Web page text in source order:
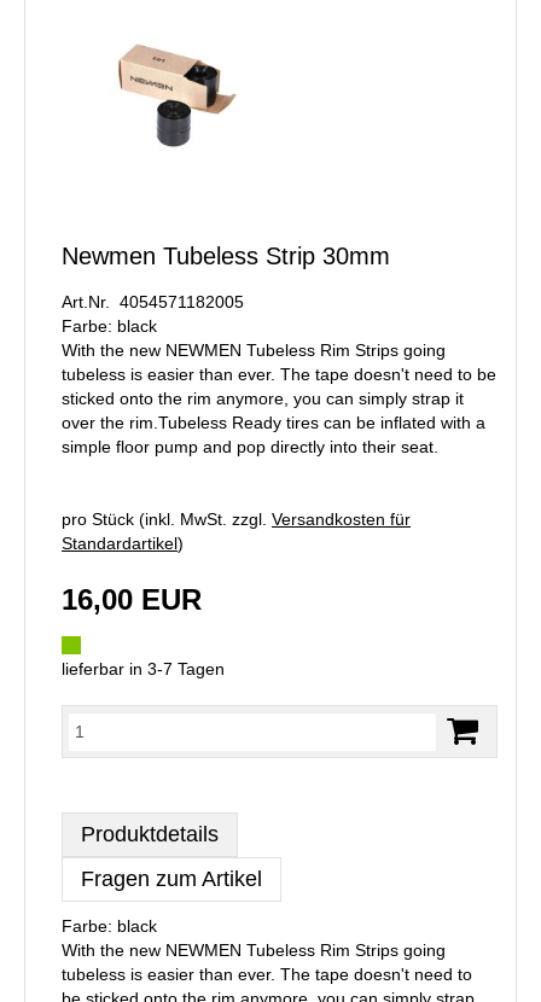
Newmen Tubeless Strip 30mm
Art.Nr. 4054571182005
Farbe: black
With the new NEWMEN Tubeless Rim Strips going
tubeless is easier than ever. The tape doesn't need to be
sticked onto the rim anymore, you can simply strap it
over the rim.Tubeless Ready tires can be inflated with a
simple floor pump and pop directly into their seat.
pro Stück (inkl. MwSt. zzgl. Versandkosten für
Standardartikel)
16,00 EUR
lieferbar in 3-7 Tagen
Produktdetails
Fragen zum Artikel
Farbe: black
With the new NEWMEN Tubeless Rim Strips going
tubeless is easier than ever. The tape doesn't need to
be sticked onto the rim anymore, you can simply strap